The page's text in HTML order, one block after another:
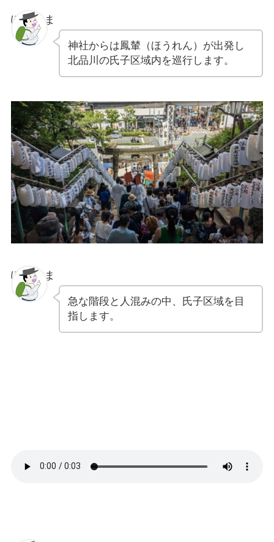
ぽちゃま
神社からは鳳輦（ほうれん）が出発し
北品川の氏子区域内を巡行します。
ぽちゃま
急な階段と人混みの中、氏子区域を目
指します。